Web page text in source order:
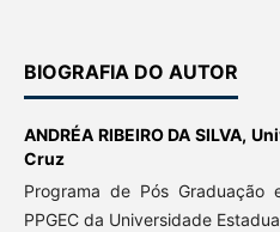
BIOGRAFIA DO AUTOR
ANDRÉA RIBEIRO DA SILVA,
Cruz
Programa de Pós Graduação
PPGEC da Universidade